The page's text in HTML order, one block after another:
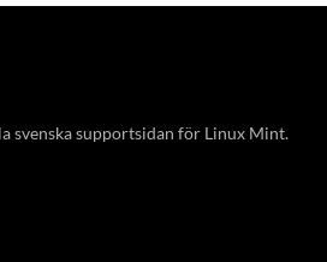
svenska supportsidan för Linux Mint.